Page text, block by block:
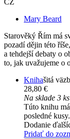
CZ
Mary Beard
Starověký Řím má
pozadí dějin této
a tehdejší debaty o
to, jak uvažujeme o
Knihašitá
28,80 €
Na sklade 3 ks
Túto knihu
posledné
Dodanie
Pridať do